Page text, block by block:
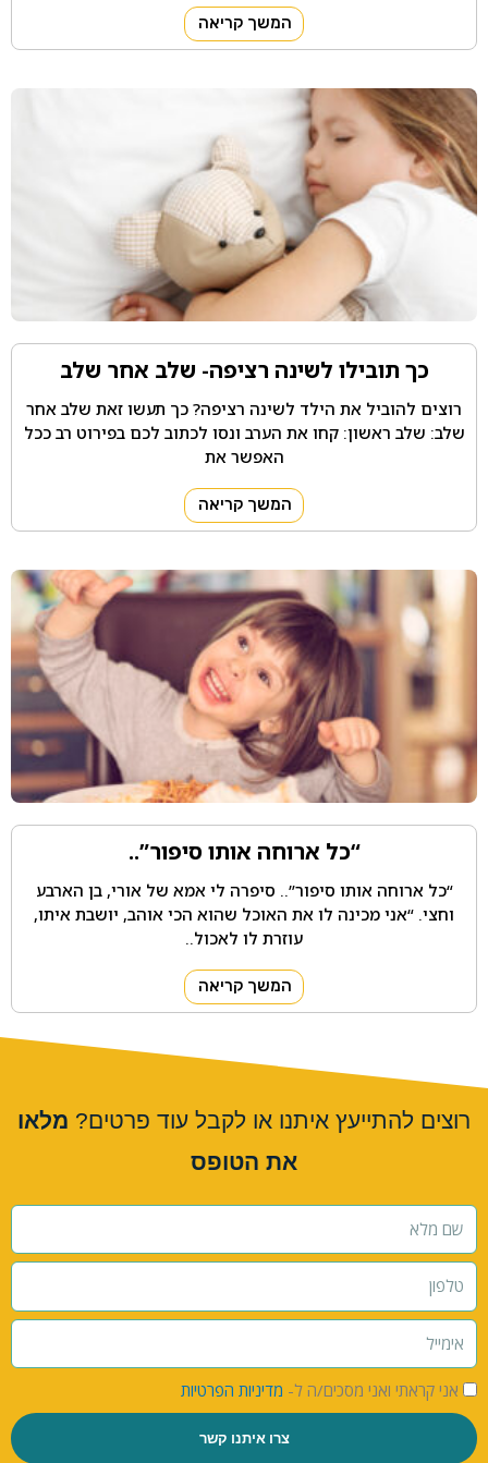
המשך קריאה
כך תובילו לשינה רציפה- שלב אחר שלב
רוצים להוביל את הילד לשינה רציפה? כך תעשו זאת שלב אחר
שלב: שלב ראשון: קחו את הערב ונסו לכתוב לכם בפירוט רב ככל
האפשר את
המשך קריאה
“כל ארוחה אותו סיפור”..
“כל ארוחה אותו סיפור”.. סיפרה לי אמא של אורי, בן הארבע
וחצי. “אני מכינה לו את האוכל שהוא הכי אוהב, יושבת איתו,
עוזרת לו לאכול..
המשך קריאה
רוצים להתייעץ איתנו או לקבל עוד פרטים? מלאו
את הטופס
אני קראתי ואני מסכים/ה ל- מדיניות הפרטיות
צרו איתנו קשר